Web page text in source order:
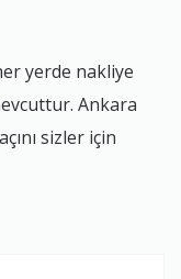
yerde nakliye
Ankara
sizler için